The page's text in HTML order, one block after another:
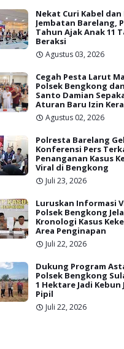
Nekat Curi Kabel dan
Jembatan Barelang,
Tahun Ajak Anak 11
Beraksi
Agustus 03, 2026
Cegah Pesta Larut
Polsek Bengkong
Santo Damian
Aturan Baru Izin
Agustus 02, 2026
Polresta Barelang
Konferensi Pers
Penanganan Kasus
Viral di Bengkong
Juli 23, 2026
Luruskan Informasi
Polsek Bengkong
Kronologi Kasus
Area Penginapan
Juli 22, 2026
Dukung Program
Polsek Bengkong
1 Hektare Jadi Kebun
Pipil
Juli 22, 2026